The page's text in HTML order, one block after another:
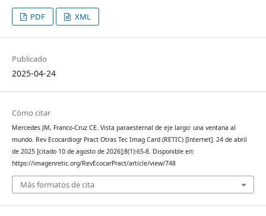
PDF XML
Publicado
2025-04-24
Cómo citar
Mercedes JM, Franco-Cruz CE. Vista paraesternal de eje largo: una ventana al
mundo. Rev Ecocardiogr Pract Otras Tec Imag Card (RETIC) [Internet]. 24 de abril
de 2025 [citado 10 de agosto de 2026];8(1):65-8. Disponible en:
https://imagenretic.org/RevEcocarPract/article/view/748
Más formatos de cita